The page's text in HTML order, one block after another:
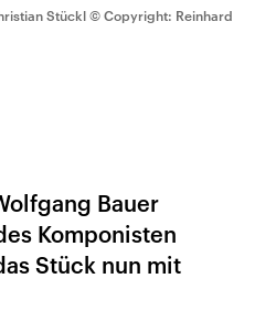
Stückl © Copyright: Reinhard
Bauer
Komponisten
Stück nun mit